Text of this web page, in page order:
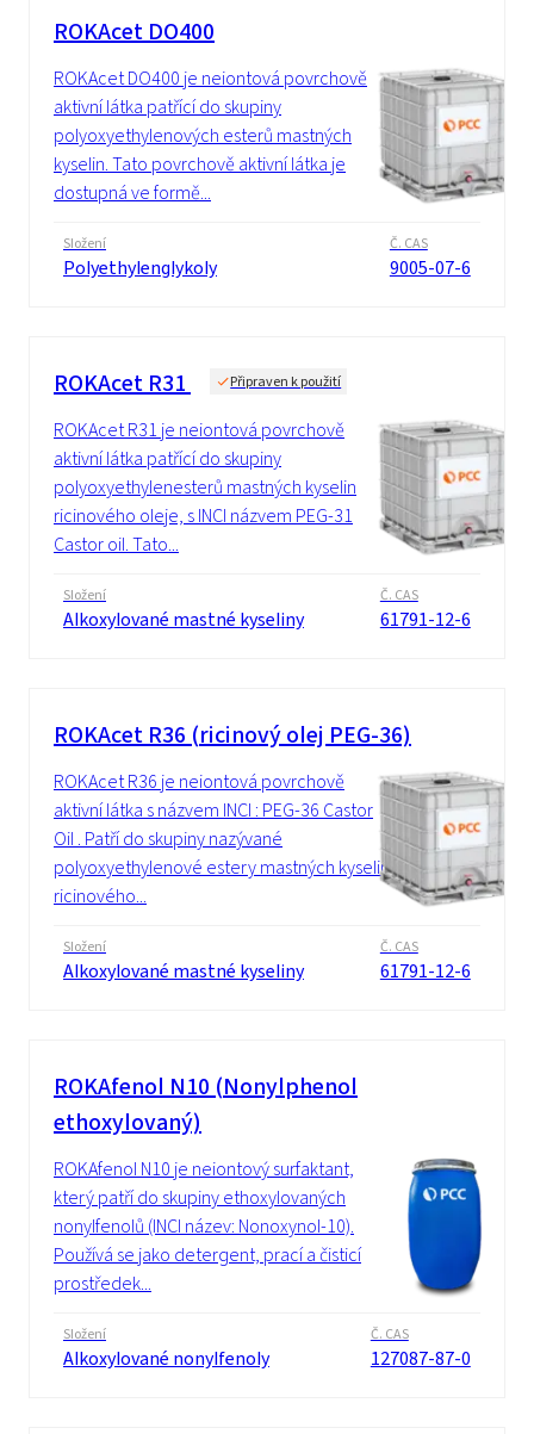
ROKAcet DO400
ROKAcet DO400 je neiontová povrchově
aktivní látka patřící do skupiny
polyoxyethylenových esterů mastných
kyselin. Tato povrchově aktivní látka je
dostupná ve formě...
Složení
Polyethylenglykoly
Č. CAS
9005-07-6
ROKAcet R31 Připraven k použití
ROKAcet R31 je neiontová povrchově
aktivní látka patřící do skupiny
polyoxyethylenesterů mastných kyselin
ricinového oleje, s INCI názvem PEG-31
Castor oil. Tato...
Složení
Alkoxylované mastné kyseliny
Č. CAS
61791-12-6
ROKAcet R36 (ricinový olej PEG-36)
ROKAcet R36 je neiontová povrchově
aktivní látka s názvem INCI : PEG-36 Castor
Oil . Patří do skupiny nazývané
polyoxyethylenové estery mastných kyselin
ricinového...
Složení
Alkoxylované mastné kyseliny
Č. CAS
61791-12-6
ROKAfenol N10 (Nonylphenol
ethoxylovaný)
ROKAfenol N10 je neiontový surfaktant,
který patří do skupiny ethoxylovaných
nonylfenolů (INCI název: Nonoxynol-10).
Používá se jako detergent, prací a čisticí
prostředek...
Složení
Alkoxylované nonylfenoly
Č. CAS
127087-87-0